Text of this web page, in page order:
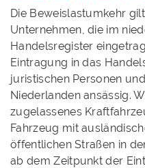
Die Beweislastumkehr
Unternehmen, die im
Handelsregister
Eintragung in das
juristischen Personen
Niederlanden ansässig.
zugelassenes
Fahrzeug mit
öffentlichen Straßen in
ab dem Zeitpunkt der